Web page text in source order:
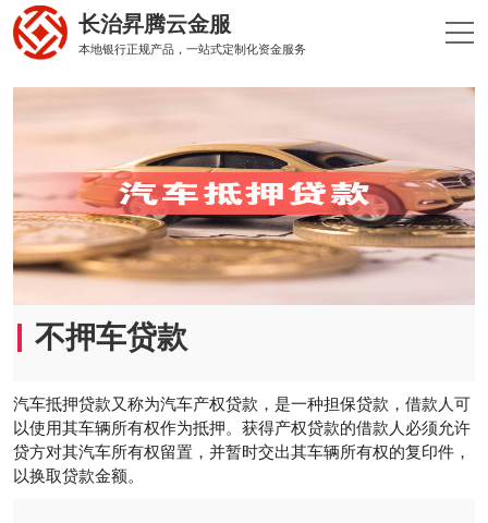
长治昇腾云金服
本地银行正规产品，一站式定制化资金服务
不押车贷款
汽车抵押贷款又称为汽车产权贷款，是一种担保贷款，借款人可
以使用其车辆所有权作为抵押。获得产权贷款的借款人必须允许
贷方对其汽车所有权留置，并暂时交出其车辆所有权的复印件，
以换取贷款金额。